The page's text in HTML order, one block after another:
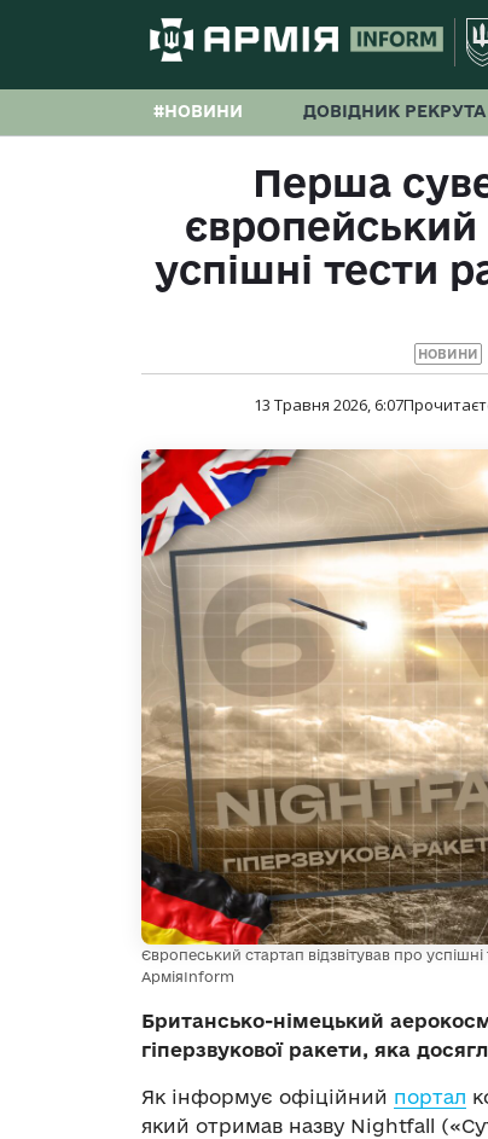
#НОВИНИ ДОВІДНИК РЕКРУТА
Перша
європейський
успішні тести
НОВИНИ
13 Травня 2026, 6:07
Європеський стартап відзвітував про
АрміяInform
Британсько-німецький
гіперзвукової ракети, яка
Як інформує офіційний портал
який отримав назву Nightfall